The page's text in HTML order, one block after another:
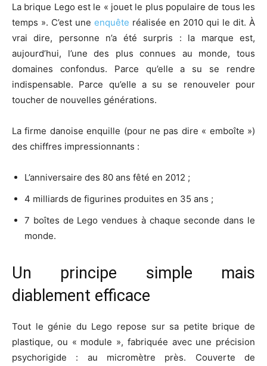
La brique Lego est le « jouet le plus populaire de tous les
temps ». C’est une enquête réalisée en 2010 qui le dit. À
vrai dire, personne n’a été surpris : la marque est,
aujourd’hui, l’une des plus connues au monde, tous
domaines confondus. Parce qu’elle a su se rendre
indispensable. Parce qu’elle a su se renouveler pour
toucher de nouvelles générations.
La firme danoise enquille (pour ne pas dire « emboîte »)
des chiffres impressionnants :
L’anniversaire des 80 ans fêté en 2012 ;
4 milliards de figurines produites en 35 ans ;
7 boîtes de Lego vendues à chaque seconde dans le
monde.
Un principe simple mais
diablement efficace
Tout le génie du Lego repose sur sa petite brique de
plastique, ou « module », fabriquée avec une précision
psychorigide : au micromètre près. Couverte de